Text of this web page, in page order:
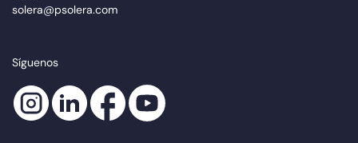
solera@psolera.com
Síguenos